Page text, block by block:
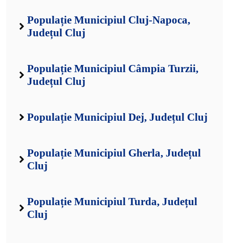
Populație Municipiul Cluj-Napoca,
Județul Cluj
Populație Municipiul Câmpia Turzii,
Județul Cluj
Populație Municipiul Dej, Județul Cluj
Populație Municipiul Gherla, Județul
Cluj
Populație Municipiul Turda, Județul
Cluj